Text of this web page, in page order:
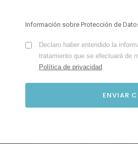
Información sobre Protección de
Declaro haber entendido la
tratamiento que se efectuará de
Política de privacidad.